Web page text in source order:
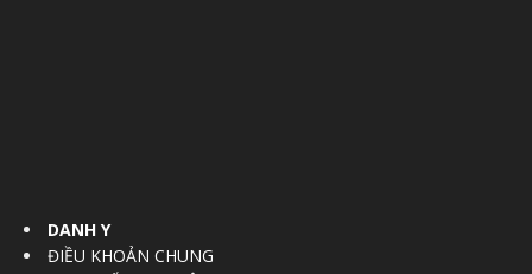
DANH Y
ĐIỀU KHOẢN CHUNG